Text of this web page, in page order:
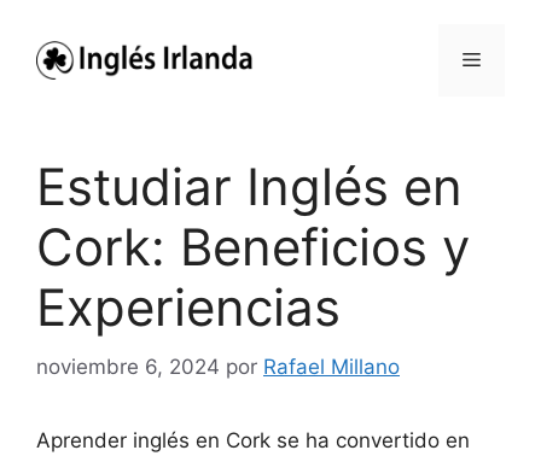
contenido
Menú
Estudiar Inglés en
Cork: Beneficios y
Experiencias
noviembre 6, 2024 por Rafael Millano
Aprender inglés en Cork se ha convertido en